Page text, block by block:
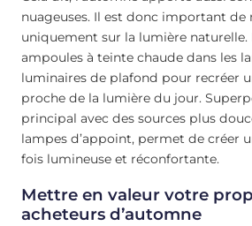
nuageuses. Il est donc important de
uniquement sur la lumière naturelle.
ampoules à teinte chaude dans les
luminaires de plafond pour recréer
proche de la lumière du jour.
principal avec des sources plus
lampes d’appoint, permet de créer
fois lumineuse et réconfortante.
Mettre en valeur votre
acheteurs d’automne